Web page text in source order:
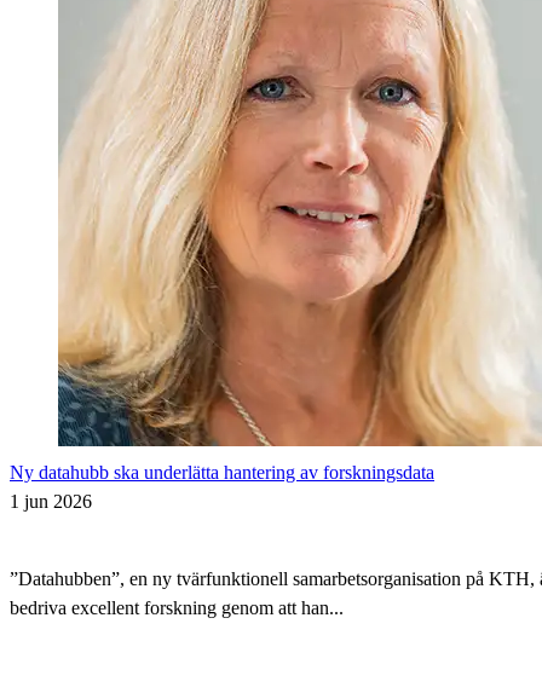
Ny datahubb ska underlätta hantering av forskningsdata
1 jun 2026
”Datahubben”, en ny tvärfunktionell samarbetsorganisation på
bedriva excellent forskning genom att han...